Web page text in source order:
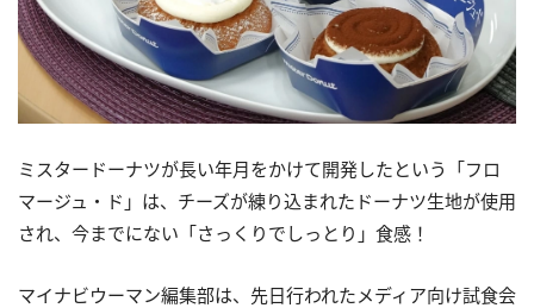
ミスタードーナツが長い年月をかけて開発したという「フロ
マージュ・ド」は、チーズが練り込まれたドーナツ生地が使用
され、今までにない「さっくりでしっとり」食感！
マイナビウーマン編集部は、先日行われたメディア向け試食会